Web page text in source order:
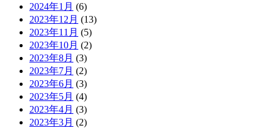
2024年1月 (6)
2023年12月 (13)
2023年11月 (5)
2023年10月 (2)
2023年8月 (3)
2023年7月 (2)
2023年6月 (3)
2023年5月 (4)
2023年4月 (3)
2023年3月 (2)